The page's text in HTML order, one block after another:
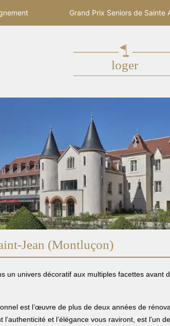
Grand Prix Seniors de Sainte
loger
Jean (Montluçon)
un univers décoratif aux multiples facettes avant
est l’œuvre de plus de deux années de
l’authenticité et l’élégance vous raviront, est l’un